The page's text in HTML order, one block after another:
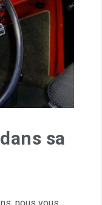
sa
nous vous